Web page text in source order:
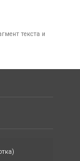
текста и